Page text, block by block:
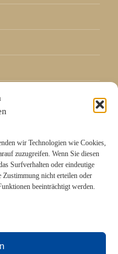
wir Technologien wie Cookies,
zuzugreifen. Wenn Sie diesen
Surfverhalten oder eindeutige
Zustimmung nicht erteilen oder
beeinträchtigt werden.